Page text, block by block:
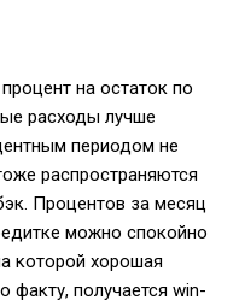
на остаток по
расходы лучше
периодом не
распространяются
Процентов за месяц
можно спокойно
которой хорошая
факту, получается win-